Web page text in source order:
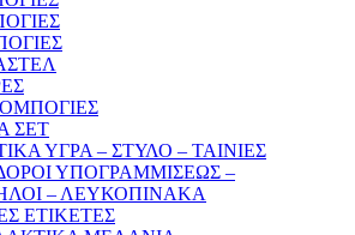
ΣΕΤ
ΥΓΡΑ – ΣΤΥΛΟ – ΤΑΙΝΙΕΣ
ΥΠΟΓΡΑΜΜΙΣΕΩΣ –
– ΛΕΥΚΟΠΙΝΑΚΑ
ΕΤΙΚΕΤΕΣ